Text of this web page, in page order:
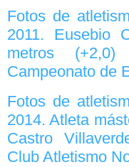
Fotos de
2011. Eusebio
metros
Campeonato de
Fotos de
2014. Atleta
Castro
Club Atletismo